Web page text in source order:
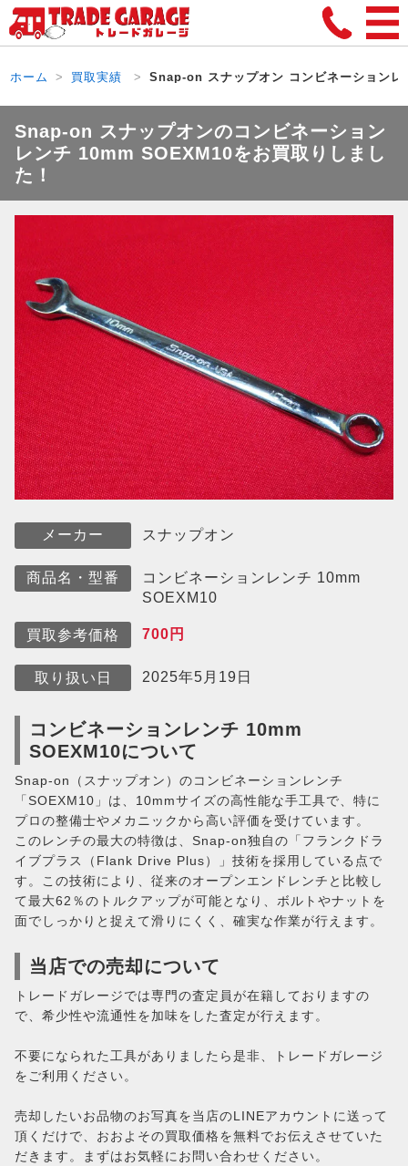
ホーム 買取実績 Snap-on スナップオン コンビネーション
Snap-on スナップオンのコンビネーション
レンチ 10mm SOEXM10をお買取りしまし
た！
メーカー スナップオン
商品名・型番
コンビネーションレンチ 10mm
SOEXM10
買取参考価格 700円
取り扱い日 2025年5月19日
コンビネーションレンチ 10mm
SOEXM10について
Snap-on（スナップオン）のコンビネーションレンチ
「SOEXM10」は、10mmサイズの高性能な手工具で、特に
プロの整備士やメカニックから高い評価を受けています。
このレンチの最大の特徴は、Snap-on独自の「フランクドラ
イブプラス（Flank Drive Plus）」技術を採用している点で
す。この技術により、従来のオープンエンドレンチと比較し
て最大62％のトルクアップが可能となり、ボルトやナットを
面でしっかりと捉えて滑りにくく、確実な作業が行えます。
当店での売却について
トレードガレージでは専門の査定員が在籍しておりますの
で、希少性や流通性を加味をした査定が行えます。
不要になられた工具がありましたら是非、トレードガレージ
をご利用ください。
売却したいお品物のお写真を当店のLINEアカウントに送って
頂くだけで、おおよその買取価格を無料でお伝えさせていた
だきます。まずはお気軽にお問い合わせください。